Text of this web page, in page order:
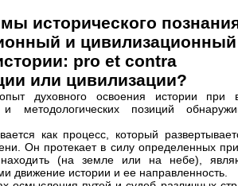
исторического
и цивилизационный
pro et contra
или цивилизации?
духовного освоения истории при
и методологических позиций
как процесс, который
Он протекает в силу определенных
(на земле или на небе),
истории и ее направленность.